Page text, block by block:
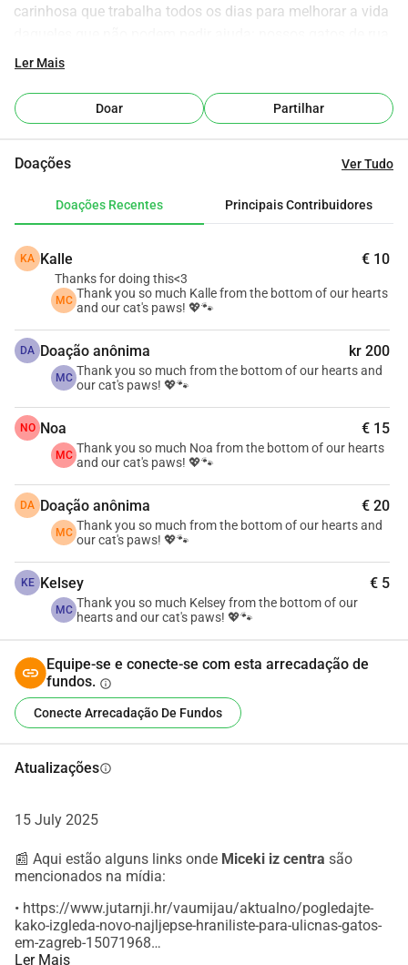
carinhosa que trabalha todos os dias para melhorar a vida
Miceki iz Centra
alimentar, tratar e proteger os gatos de rua que vivem no
centro da cidade.
feridos, abandonados, famintos ou doentes. Desde
estações de alimentação e abrigos seguros, cada euro que
uma segunda chance de uma boa vida.
Agora, precisamos da sua ajuda.
Sua doação nos ajudará a:
Cobrir despesas veterinárias para gatos feridos e doentes
Fornecer comida e cuidados diários para dezenas de gatos
de rua (precisamos de cerca de 800-1000 euros todos os
meses apenas para alimentação!)
Financiar esterilizações para interromper o ciclo de
sofrimento
Construir e melhorar abrigos seguros e estações de
alimentação
Se você é um amante de gatos, um defensor dos animais
ou apenas alguém que se importa - cada pequena
contribuição ajuda. Seu apoio significa calor, segurança e
bondade para os gatos que vivem nas ruas da nossa
cidade.
carinhosas como você - vamos fazer a diferença.
gatos de rua são cuidados, e não esquecidos. Vamos
centros de alimentação, facilitando cuidados veterinários e
Doe hoje e faça parte da mudança.
Também aceitamos doações na forma de ração para
gatos, além de itens que podemos vender em leilão em
nosso grupo do Facebook.
https://www.facebook.com/groups/2929685577296076
Ler Mais
Doar Partilhar
Doações Ver Tudo
Doações Recentes Principais Contribuidores
KA Kalle € 10
Thanks for doing this<3
MC Thank you so much Kalle from the bottom of our hearts
and our cat's paws! 💖🐾
DA Doação anônima kr 200
MC Thank you so much from the bottom of our hearts and
our cat's paws! 💖🐾
NO Noa € 15
MC Thank you so much Noa from the bottom of our hearts
and our cat's paws! 💖🐾
DA Doação anônima € 20
MC Thank you so much from the bottom of our hearts and
our cat's paws! 💖🐾
KE Kelsey € 5
MC Thank you so much Kelsey from the bottom of our
hearts and our cat's paws! 💖🐾
Equipe-se e conecte-se com esta arrecadação de
fundos. info
Conecte Arrecadação De Fundos
Atualizaçõesinfo
15 July 2025
📰 Aqui estão alguns links onde Miceki iz centra são
mencionados na mídia:
• https://www.jutarnji.hr/vaumijau/aktualno/pogledajte-
kako-izgleda-novo-najljepse-hraniliste-para-ulicnas-gatos-
em-zagreb-15071968
• https://www.jutarnji.hr/vaumijau/novosti/postavljena-
Ler Mais